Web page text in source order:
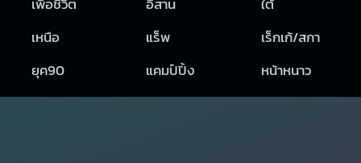
เพื่อชีวิต
อีสาน
ใต้
เหนือ
แร็พ
เร็กเก้/สกา
ยุค90
แคมป์ปิ้ง หน้าหนาว